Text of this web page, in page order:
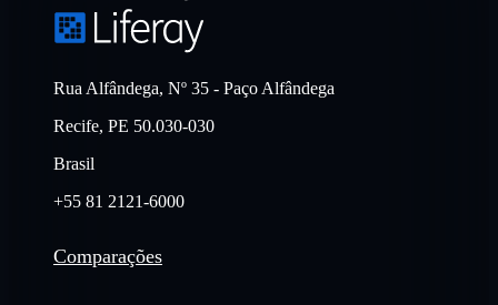
Rua Alfândega, Nº 35 - Paço Alfândega
Recife, PE 50.030-030
Brasil
+55 81 2121-6000
Comparações